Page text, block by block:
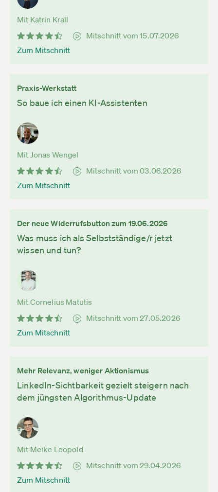
Mit Katrin Krall
Mitschnitt vom 15.07.2026
Zum Mitschnitt
Praxis-Werkstatt
So baue ich einen KI-Assistenten
Mit Jonas Wengel
Mitschnitt vom 03.06.2026
Zum Mitschnitt
Der neue Widerrufsbutton zum 19.06.2026
Was muss ich als Selbstständige/r jetzt
wissen und tun?
Mit Cornelius Matutis
Mitschnitt vom 27.05.2026
Zum Mitschnitt
Mehr Relevanz, weniger Aktionismus
LinkedIn-Sichtbarkeit gezielt steigern nach
dem jüngsten Algorithmus-Update
Mit Meike Leopold
Mitschnitt vom 29.04.2026
Zum Mitschnitt